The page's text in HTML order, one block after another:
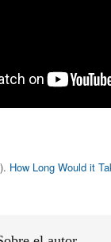
How Long Would it